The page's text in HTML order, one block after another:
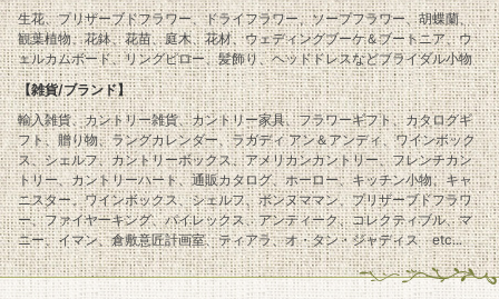
生花、プリザーブドフラワー、ドライフラワー、ソープフラワー、胡蝶蘭、
観葉植物、花鉢、花苗、庭木、花材、ウェディングブーケ＆ブートニア、ウ
ェルカムボード、リングピロー、髪飾り、ヘッドドレスなどブライダル小物
【雑貨/ブランド】
輸入雑貨、カントリー雑貨、カントリー家具、フラワーギフト、カタログギ
フト、贈り物、ラングカレンダー、ラガディ アン＆アンディ、ワインボック
ス、シェルフ、カントリーボックス、アメリカンカントリー、フレンチカン
トリー、カントリーハート、通販カタログ、ホーロー、キッチン小物、キャ
ニスター、ワインボックス、シェルフ、ボンヌママン、プリザーブドフラワ
ー、ファイヤーキング、パイレックス、アンティーク、コレクティブル、マ
ニー、イマン、倉敷意匠計画室、ティアラ、オ・タン・ジャディス etc...